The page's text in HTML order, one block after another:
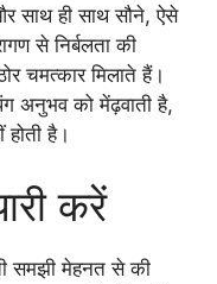
साथ ही साथ सौने, ऐसे
से निर्बलता की
चमत्कार मिलाते हैं।
अनुभव को मेंढ़वाती है,
है।
करें
समझी मेहनत से की